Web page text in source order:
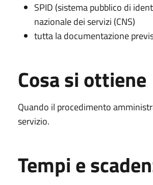
SPID (sistema pubblico di
nazionale dei servizi (CNS)
tutta la documentazione
Cosa si ottiene
Quando il procedimento
servizio.
Tempi e